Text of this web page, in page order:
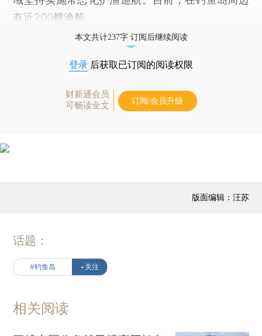
有近200艘渔船。
本文共计237字 订阅后继续阅读
登录 后获取已订阅的阅读权限
财新通会员
可畅读全文
订阅/会员升级
版面编辑：汪苏
话题：
#钓鱼岛 +关注
相关阅读